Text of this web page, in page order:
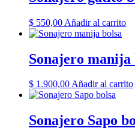
$ 550,00 Añadir al carrito
Sonajero manija
$ 1.900,00Añadir al carrito
Sonajero Sapo